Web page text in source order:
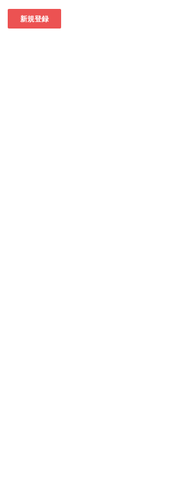
新規登録